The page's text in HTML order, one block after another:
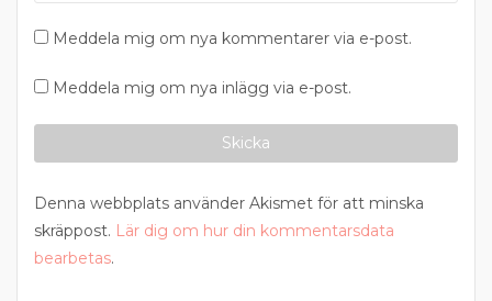
Meddela mig om nya kommentarer via e-post.
Meddela mig om nya inlägg via e-post.
Denna webbplats använder Akismet för att minska
skräppost. Lär dig om hur din kommentarsdata
bearbetas.